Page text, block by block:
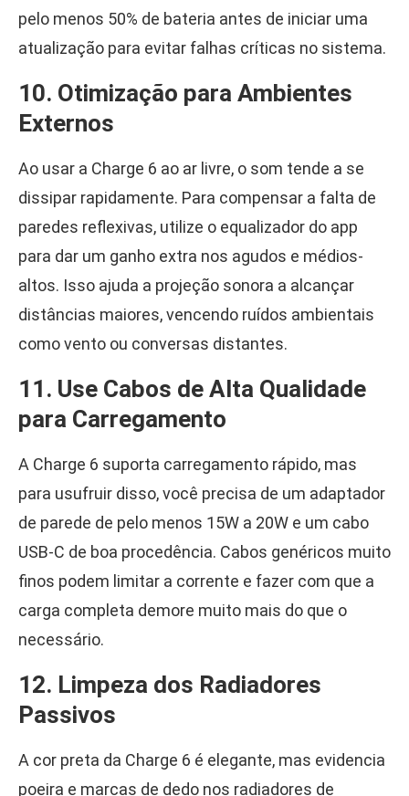
pelo menos 50% de bateria antes de iniciar uma
atualização para evitar falhas críticas no sistema.
10. Otimização para Ambientes
Externos
Ao usar a Charge 6 ao ar livre, o som tende a se
dissipar rapidamente. Para compensar a falta de
paredes reflexivas, utilize o equalizador do app
para dar um ganho extra nos agudos e médios-
altos. Isso ajuda a projeção sonora a alcançar
distâncias maiores, vencendo ruídos ambientais
como vento ou conversas distantes.
11. Use Cabos de Alta Qualidade
para Carregamento
A Charge 6 suporta carregamento rápido, mas
para usufruir disso, você precisa de um adaptador
de parede de pelo menos 15W a 20W e um cabo
USB-C de boa procedência. Cabos genéricos muito
finos podem limitar a corrente e fazer com que a
carga completa demore muito mais do que o
necessário.
12. Limpeza dos Radiadores
Passivos
A cor preta da Charge 6 é elegante, mas evidencia
poeira e marcas de dedo nos radiadores de